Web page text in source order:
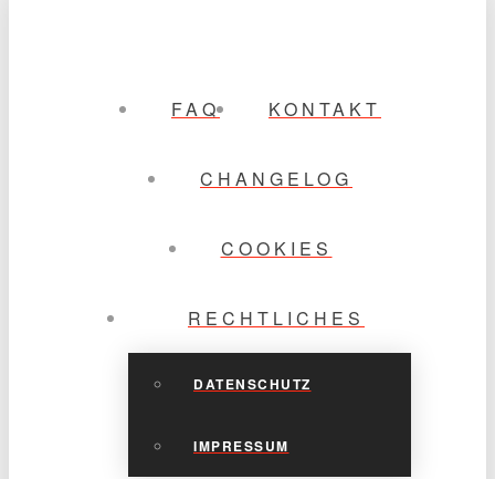
FAQ KONTAKT
CHANGELOG
COOKIES
RECHTLICHES
DATENSCHUTZ
IMPRESSUM